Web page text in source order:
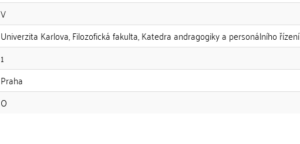
V
Univerzita Karlova, Filozofická fakulta, Katedra andragogiky a personálního řízení
1
Praha
O